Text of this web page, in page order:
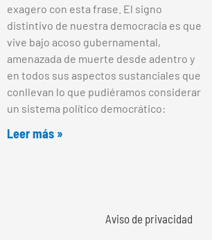
exagero con esta frase. El signo
distintivo de nuestra democracia es que
vive bajo acoso gubernamental,
amenazada de muerte desde adentro y
en todos sus aspectos sustanciales que
conllevan lo que pudiéramos considerar
un sistema político democrático:
Leer más »
Aviso de privacidad